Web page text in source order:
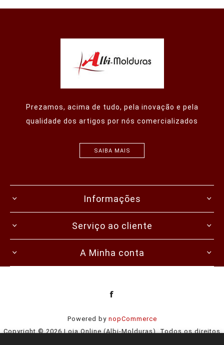
Prezamos, acima de tudo, pela inovação e pela
qualidade dos artigos por nós comercializados
SAIBA MAIS
Informações
Serviço ao cliente
A Minha conta
Powered by nopCommerce
Copyright © 2026 Loja Online (Albi-Molduras). Todos os direitos